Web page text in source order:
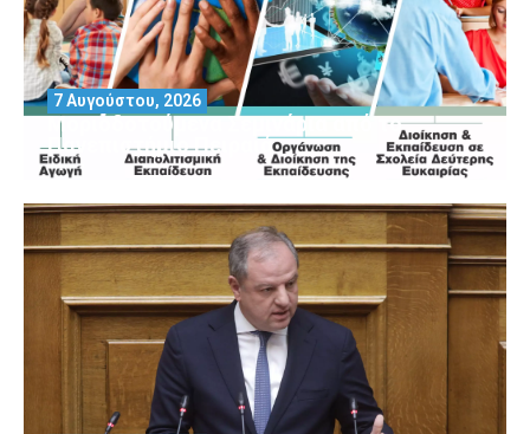
Μοριοδοτούμενα Σεμινάρια από το
Πανεπιστήμιο Πειραιά
7 Αυγούστου, 2026